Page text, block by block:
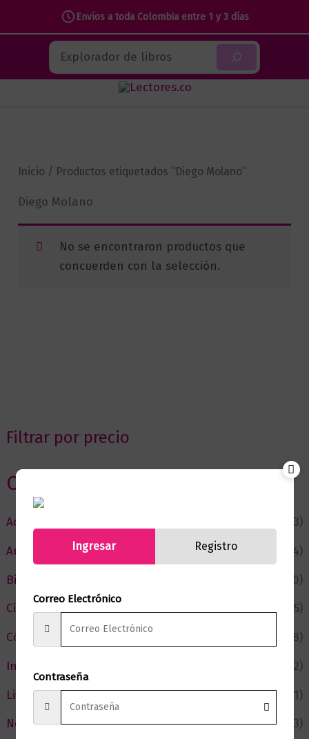
Envíos a toda Colombia entre 1 y 3 días
contenido
Buscar
Filtrar por precio
Categorias
Actualidad
(53)
Autor del Mes
(4)
Bienestar
(230)
Ciencia y Conocimiento
(75)
Cómic y Fantasía
(88)
Infantil y Juvenil
(212)
Literatura
(371)
Negocios
(43)
Inicio / Productos etiquetados “Diego Molano”
Diego Molano
No se encontraron productos que
concuerden con la selección.
Ingresar Registro
Correo Electrónico
Contraseña